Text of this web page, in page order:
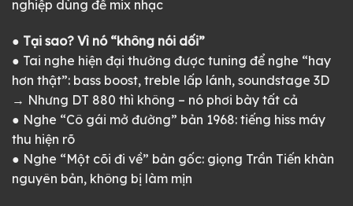
nghiệp dùng để mix nhạc
● Tại sao? Vì nó “không nói dối”
● Tai nghe hiện đại thường được tuning để nghe “hay
hơn thật”: bass boost, treble lấp lánh, soundstage 3D
→ Nhưng DT 880 thì không – nó phơi bày tất cả
● Nghe “Cô gái mở đường” bản 1968: tiếng hiss máy
thu hiện rõ
● Nghe “Một cõi đi về” bản gốc: giọng Trần Tiến khàn
nguyên bản, không bị làm mịn